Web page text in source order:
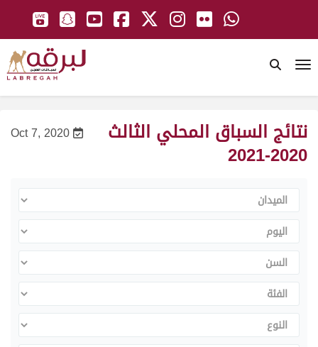
Oct 7, 2020 نتائج السباق المحلي الثالث
2020-2021
الميدان
اليوم
السن
الفئة
النوع